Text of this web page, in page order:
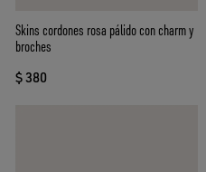
Skins cordones rosa pálido con charm y
broches
$ 380